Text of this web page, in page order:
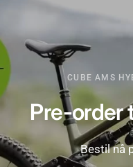
CUBE AMS
Pre-order
Bestil nå